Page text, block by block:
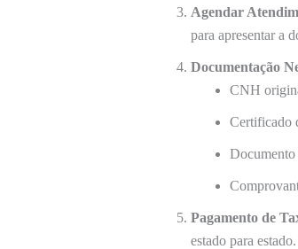
Agendar
para apresentar a
Documentação
CNH
Certificado
Documento
Pagamento de
estado para estado.